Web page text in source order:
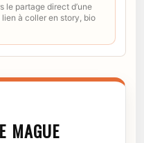
le partage direct d’une
à coller en story, bio
MAGUE